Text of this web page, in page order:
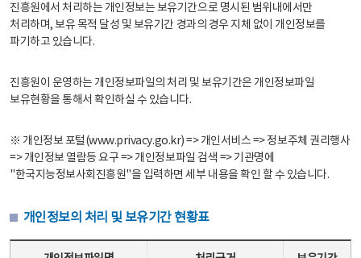
진흥원에서 처리하는 개인정보는 보유기간으로 명시된 범위내에서만
처리하며, 보유 목적 달성 및 보유기간 경과의 경우 지체 없이 개인정보를
파기하고 있습니다.
진흥원이 운영하는 개인정보파일의 처리 및 보유기간은 개인정보파일
보유현황을 통해서 확인하실 수 있습니다.
※ 개인정보 포털(www.privacy.go.kr) => 개인서비스 => 정보주체 권리행사
=> 개인정보 열람등 요구 => 개인정보파일 검색 => 기관명에
"한국지능정보사회진흥원"을 입력하면 세부 내용을 확인 할 수 있습니다.
개인정보의 처리 및 보유기간 현황표